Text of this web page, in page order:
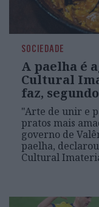
SOCIEDADE
A paelha é
Cultural
faz,
"Arte de unir e
pratos mais
governo de
paelha,
Cultural